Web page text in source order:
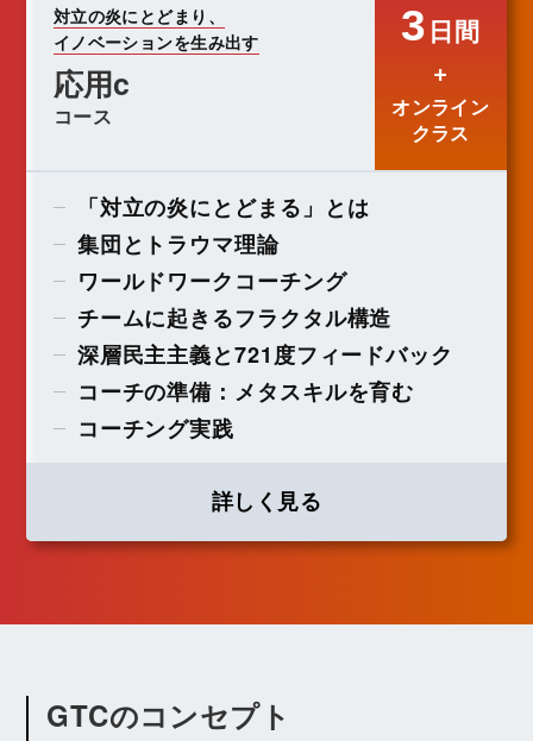
対立の炎にとどまり、
イノベーションを生み出す
応用c
コース
3 日間
+
オンライン
クラス
「対立の炎にとどまる」とは
集団とトラウマ理論
ワールドワークコーチング
チームに起きるフラクタル構造
深層民主主義と721度フィードバック
コーチの準備：メタスキルを育む
コーチング実践
詳しく見る
GTCのコンセプト